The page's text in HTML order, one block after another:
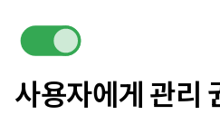
사용자에게 관리